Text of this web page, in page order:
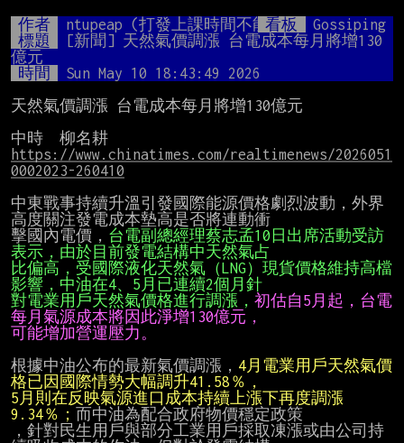
Mute
作者 ntupeap (打發上課時間不能沒有我)
看板
Gossiping
標題
[新聞] 天然氣價調漲 台電成本每月將增130
億元
時間
Sun May 10 18:43:49 2026
天然氣價調漲 台電成本每月將增130億元
https://www.chinatimes.com/realtimenews/2026051
0002023-260410
中東戰事持續升溫引發國際能源價格劇烈波動，外界
高度關注發電成本墊高是否將連動衝
擊國內電價， 台電副總經理蔡志孟10日出席活動受訪
表示，由於目前發電結構中天然氣占
比偏高，受國際液化天然氣（LNG）現貨價格維持高檔
影響，中油在4、5月已連續2個月針
對電業用戶天然氣價格進行調漲， 初估自5月起，台電
每月氣源成本將因此淨增130億元，
根據中油公布的最新氣價調漲， 4月電業用戶天然氣價
格已因國際情勢大幅調升41.58％，
5月則在反映氣源進口成本持續上漲下再度調漲
9.34％； 而中油為配合政府物價穩定政策
，針對民生用戶與部分工業用戶採取凍漲或由公司持